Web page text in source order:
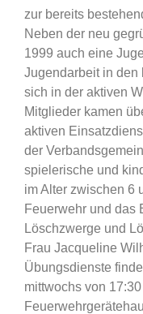
zur bereits
Neben der neu
1999 auch eine
Jugendarbeit in den
sich in der aktiven
Mitglieder kamen
aktiven
der
spielerische und
im Alter zwischen 6
Feuerwehr und das
Löschzwerge und
Frau Jacqueline
Übungsdienste
mittwochs von